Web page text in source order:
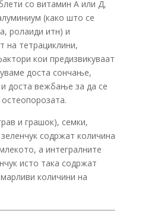
со витамин А или Д,
(како што се
ролаиди итн) и
на тетрациклини,
кои предизвикуваат
доста сончање,
и доста вежбање за да се
и грашок), семки,
содржат количина
а интегралните
исто така содржат
количини на